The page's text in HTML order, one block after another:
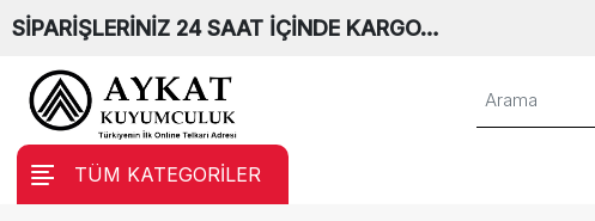
SİPARİŞLERİNİZ 24 SAAT İÇİNDE KARGO…
TÜM KATEGORİLER